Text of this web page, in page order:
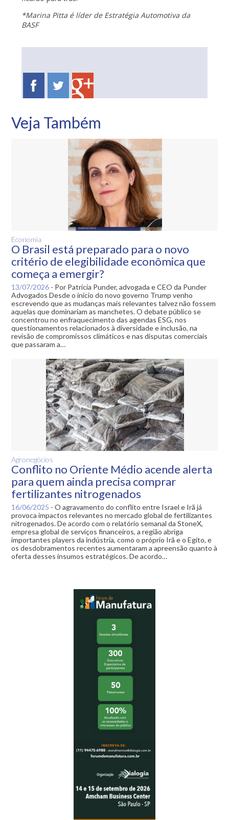
*Marina Pitta é líder de Estratégia Automotiva da
BASF
Veja Também
Economia
O Brasil está preparado para o novo
critério de elegibilidade econômica que
começa a emergir?
13/07/2026 - Por Patricia Punder, advogada e CEO da Punder
Advogados Desde o início do novo governo Trump venho
escrevendo que as mudanças mais relevantes talvez não fossem
aquelas que dominariam as manchetes. O debate público se
concentrou no enfraquecimento das agendas ESG, nos
questionamentos relacionados à diversidade e inclusão, na
revisão de compromissos climáticos e nas disputas comerciais
que passaram a…
Agronegócios
Conflito no Oriente Médio acende alerta
para quem ainda precisa comprar
fertilizantes nitrogenados
16/06/2025 -O agravamento do conflito entre Israel e Irã já
provoca impactos relevantes no mercado global de fertilizantes
nitrogenados. De acordo com o relatório semanal da StoneX,
empresa global de serviços financeiros, a região abriga
importantes players da indústria, como o próprio Irã e o Egito, e
os desdobramentos recentes aumentaram a apreensão quanto à
oferta desses insumos estratégicos. De acordo…